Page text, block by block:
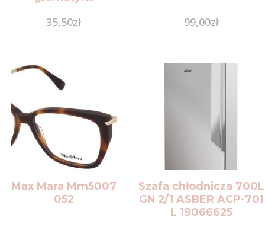
35,50zł 99,00zł
Max Mara Mm5007
052
Szafa chłodnicza 700L
GN 2/1 ASBER ACP-701
L 19066625